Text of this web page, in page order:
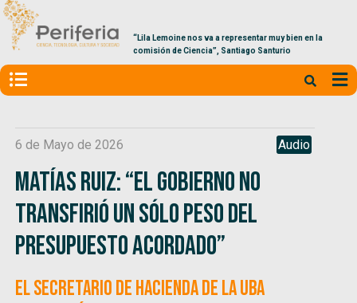
“Lila Lemoine nos va a representar muy bien en la
comisión de Ciencia”, Santiago Santurio
6 de Mayo de 2026 Audio
Matías Ruiz: “El Gobierno no
transfirió un sólo peso del
presupuesto acordado”
El Secretario de Hacienda de la UBA